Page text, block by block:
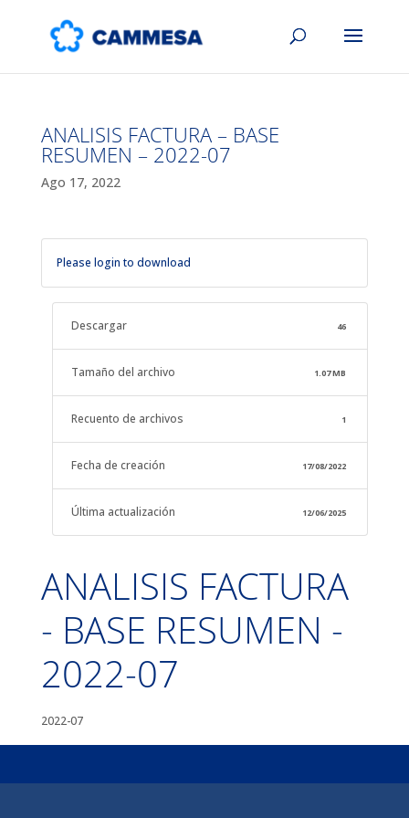
ANALISIS FACTURA – BASE
RESUMEN – 2022-07
Ago 17, 2022
Please login to download
Descargar 46
Tamaño del archivo 1.07 MB
Recuento de archivos 1
Fecha de creación 17/08/2022
Última actualización 12/06/2025
ANALISIS FACTURA
- BASE RESUMEN -
2022-07
2022-07